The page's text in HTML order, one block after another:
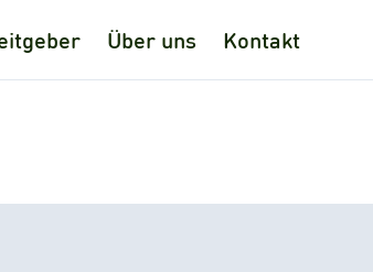
Über uns Kontakt